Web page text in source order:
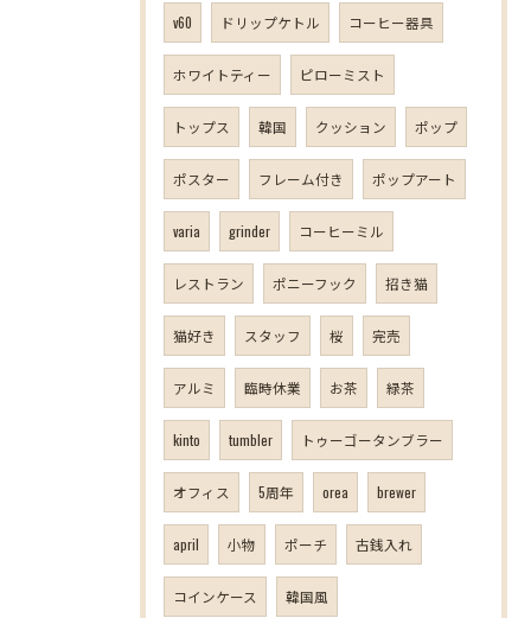
v60 ドリップケトル コーヒー器具
ホワイトティー ピローミスト
トップス 韓国 クッション ポップ
ポスター フレーム付き ポップアート
varia grinder コーヒーミル
レストラン ポニーフック 招き猫
猫好き スタッフ 桜 完売
アルミ 臨時休業 お茶 緑茶
kinto tumbler トゥーゴータンブラー
オフィス 5周年 orea brewer
april 小物 ポーチ 古銭入れ
コインケース 韓国風